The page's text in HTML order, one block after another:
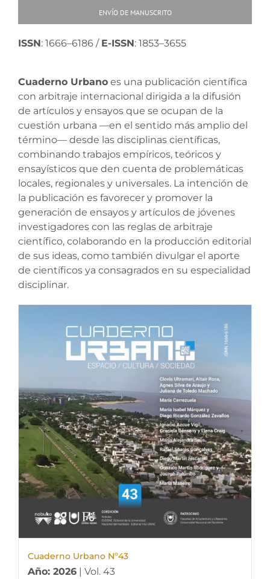
ENVÍO DE MANUSCRITO
ISSN: 1666–6186 / E-ISSN: 1853–3655
Cuaderno Urbano es una publicación científica
con arbitraje internacional dirigida a la difusión
de artículos y ensayos que se ocupan de la
cuestión urbana —en el sentido más amplio del
término— desde las disciplinas científicas,
combinando trabajos empíricos, teóricos y
ensayísticos que den cuenta de problemáticas
locales, regionales y universales. La intención de
la publicación es favorecer y promover la
generación de ensayos y artículos de jóvenes
investigadores con las reglas de arbitraje
científico, colaborando en la producción editorial
de sus ideas, como también divulgar el aporte
de científicos ya consagrados en su especialidad
disciplinar.
Cuaderno Urbano Nº43
Año: 2026 | Vol. 43